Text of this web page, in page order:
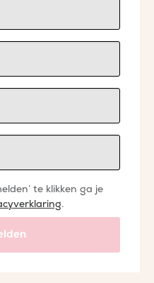
te klikken ga je
.